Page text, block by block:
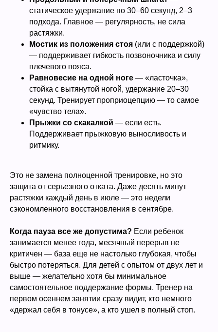
статическое удержание по 30–60 секунд, 2–3
подхода. Главное — регулярность, не сила
растяжки.
Мостик из положения стоя (или с поддержкой)
— поддерживает гибкость позвоночника и силу
плечевого пояса.
Равновесие на одной ноге — «ласточка»,
стойка с вытянутой ногой, удержание 20–30
секунд. Тренирует проприоцепцию — то самое
«чувство тела».
Прыжки со скакалкой — если есть.
Поддерживает прыжковую выносливость и
ритмику.
Это не замена полноценной тренировке, но это
защита от серьезного отката. Даже десять минут
растяжки каждый день в июле — это недели
сэкономленного восстановления в сентябре.
Когда пауза все же допустима? Если ребенок
занимается менее года, месячный перерыв не
критичен — база еще не настолько глубокая, чтобы
быстро потеряться. Для детей с опытом от двух лет и
выше — желательно хотя бы минимальное
самостоятельное поддержание формы. Тренер на
первом осеннем занятии сразу видит, кто немного
«держал себя в тонусе», а кто ушел в полный стоп.